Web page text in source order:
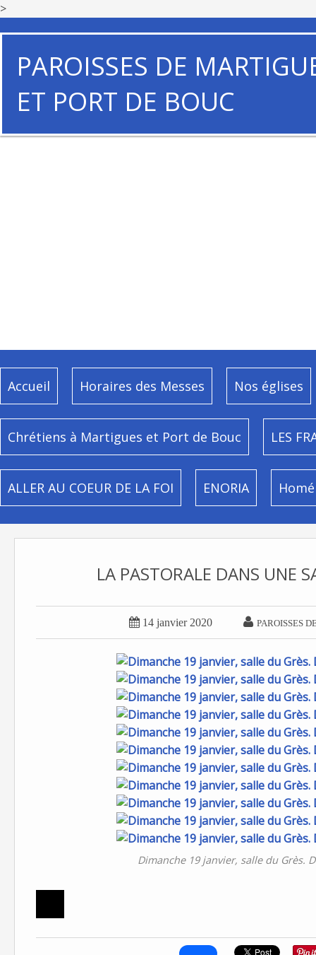
>
PAROISSES DE
ET PORT DE BOUC
Accueil Horaires des Messes Nos églises
Chrétiens à Martigues et Port de Bouc LES
ALLER AU COEUR DE LA FOI ENORIA
LA PASTORALE DANS UNE
 14 janvier 2020  PAROISSES
Dimanche 19 janvier, salle du Grès.